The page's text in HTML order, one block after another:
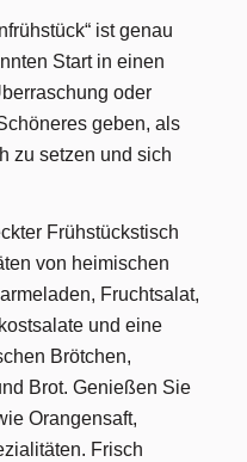
ist genau
Start in einen
oder
geben, als
zu setzen und sich
Frühstückstisch
von heimischen
Fruchtsalat,
und eine
Brötchen,
Brot. Genießen Sie
Orangensaft,
Frisch